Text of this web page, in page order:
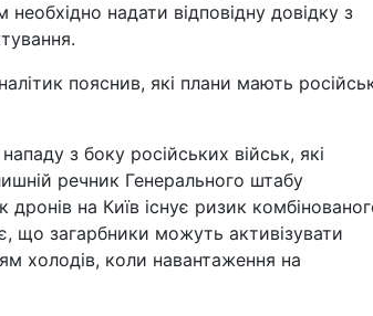
надати відповідну довідку з
пояснив, які плани мають
з боку російських військ, які
речник Генерального штабу
на Київ існує ризик
що загарбники можуть активізувати
холодів, коли навантаження на